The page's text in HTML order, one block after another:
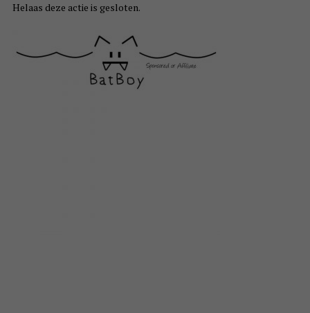
Helaas deze actie is gesloten.